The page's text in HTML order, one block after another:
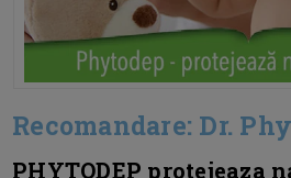
Recomandare: Dr.
PHYTODEP protejeaza